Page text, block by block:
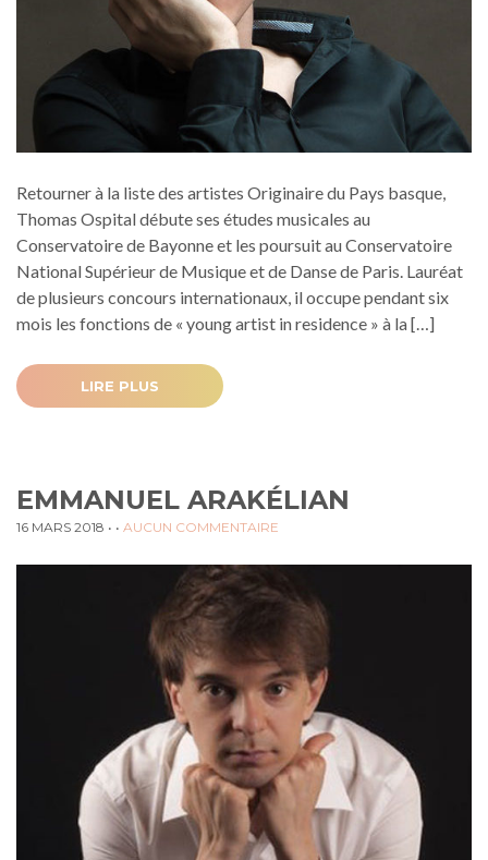
Retourner à la liste des artistes Originaire du Pays basque,
Thomas Ospital débute ses études musicales au
Conservatoire de Bayonne et les poursuit au Conservatoire
National Supérieur de Musique et de Danse de Paris. Lauréat
de plusieurs concours internationaux, il occupe pendant six
mois les fonctions de « young artist in residence » à la […]
LIRE PLUS
EMMANUEL ARAKÉLIAN
16 MARS 2018 • • AUCUN COMMENTAIRE